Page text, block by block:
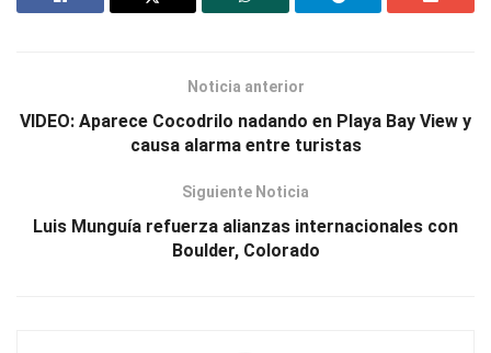
Noticia anterior
VIDEO: Aparece Cocodrilo nadando en Playa Bay View y
causa alarma entre turistas
Siguiente Noticia
Luis Munguía refuerza alianzas internacionales con
Boulder, Colorado